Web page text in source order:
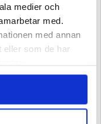
medier och
med.
med annan
eller som de har